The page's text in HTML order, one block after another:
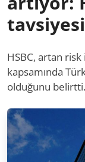
tavsiyesi
HSBC, artan
kapsamında
olduğunu